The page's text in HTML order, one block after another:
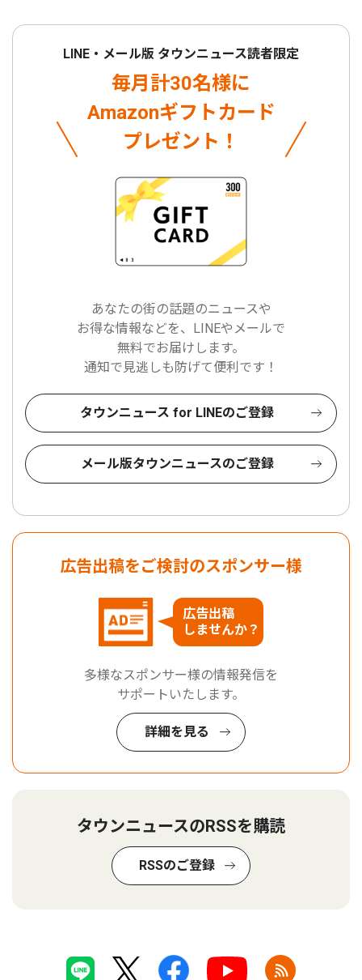
LINE・メール版 タウンニュース読者限定
毎月計30名様に
Amazonギフトカード
プレゼント！
あなたの街の話題のニュースや
お得な情報などを、LINEやメールで
無料でお届けします。
通知で見逃しも防げて便利です！
タウンニュース for LINEのご登録
メール版タウンニュースのご登録
広告出稿をご検討のスポンサー様
広告出稿
しませんか？
多様なスポンサー様の情報発信を
サポートいたします。
詳細を見る
タウンニュースのRSSを購読
RSSのご登録